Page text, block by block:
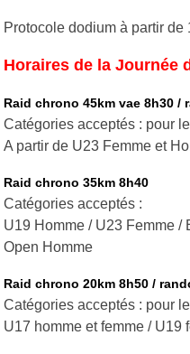
Protocole dodium à partir de
Horaires de la Journée
Raid chrono 45km vae 8h30 /
Catégories acceptés : pour
A partir de U23 Femme et
Raid chrono 35km 8h40
Catégories acceptés :
U19 Homme / U23 Femme /
Open Homme
Raid chrono 20km 8h50 /
Catégories acceptés : pour
U17 homme et femme / U19